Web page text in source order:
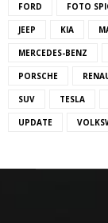
FORD FOTO
JEEP KIA
MERCEDES-BENZ
PORSCHE
SUV TESLA
UPDATE